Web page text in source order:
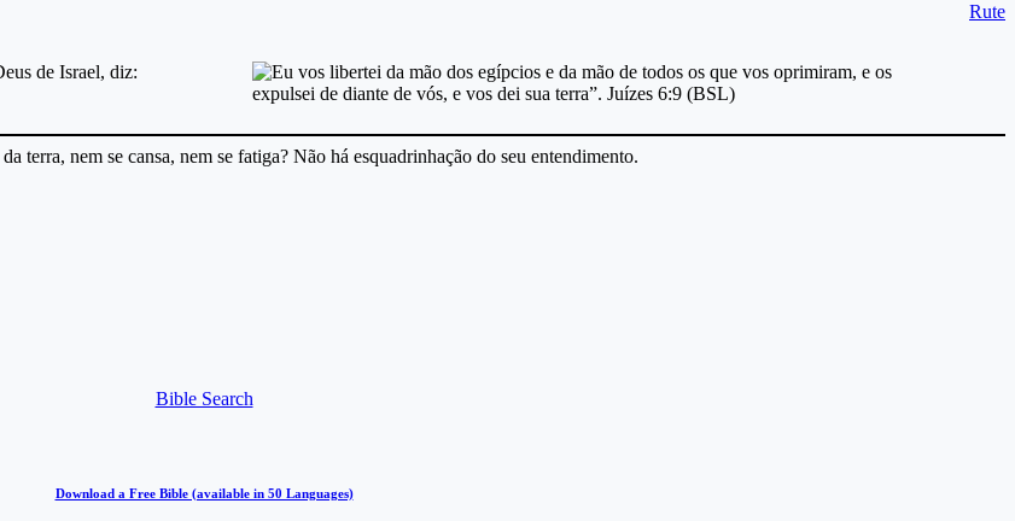
Rute
nem se cansa, nem se fatiga? Não há esquadrinhação do seu entendimento.
Bible Search
Download a Free Bible (available in 50 Languages)